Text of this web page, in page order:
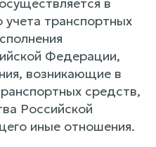
учета транспортных
Федерации,
возникающие в
средств,
Российской
иные отношения.